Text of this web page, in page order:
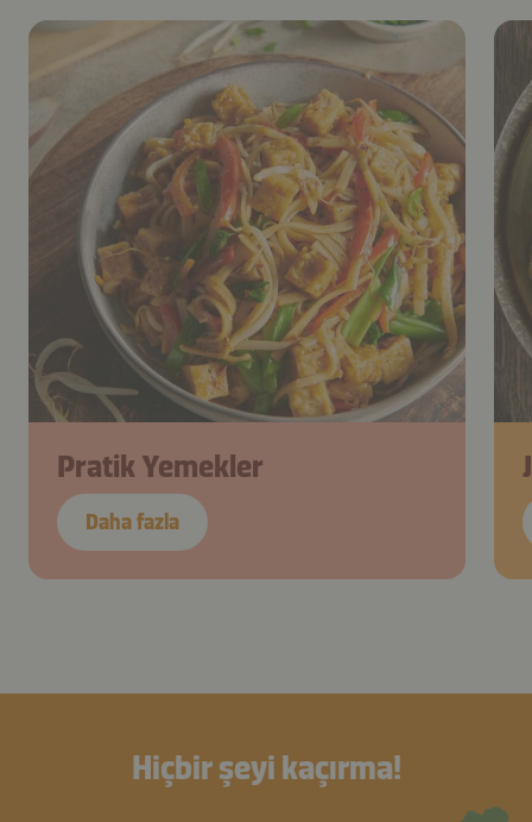
Pratik Yemekler
Daha fazla
Hiçbir şeyi kaçırma!